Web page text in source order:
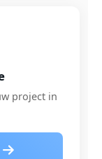
project in